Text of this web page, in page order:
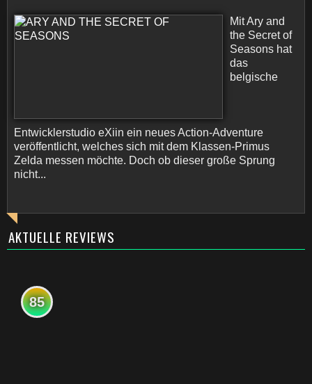
Mit Ary and
the Secret of
Seasons hat
das
belgische
Entwicklerstudio eXiin ein neues Action-Adventure
veröffentlicht, welches sich mit dem Klassen-Primus
Zelda messen möchte. Doch ob dieser große Sprung
nicht...
AKTUELLE REVIEWS
85